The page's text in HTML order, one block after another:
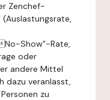
Zenchef-
No-Show"-Rate,
oder
andere Mittel
dazu veranlasst,
zu